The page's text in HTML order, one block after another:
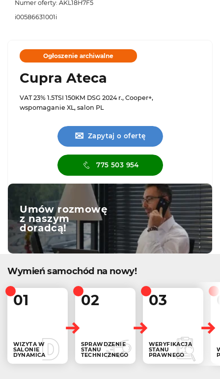
Numer oferty: AKL18H7F5
i00586631001i
Ogłoszenie archiwalne
Cupra Ateca
VAT 23% 1.5TSI 150KM DSG 2024 r., Cooper+,
wspomaganie XL, salon PL
✉ Zapytaj o ofertę
775 503 954
Umów rozmowę
z naszym
doradcą!
Wymień samochód na nowy!
01
WIZYTA W
SALONIE
DYNAMICA
02
SPRAWDZENIE
STANU
TECHNICZNEGO
03
WERYFIKACJA
STANU
PRAWNEGO